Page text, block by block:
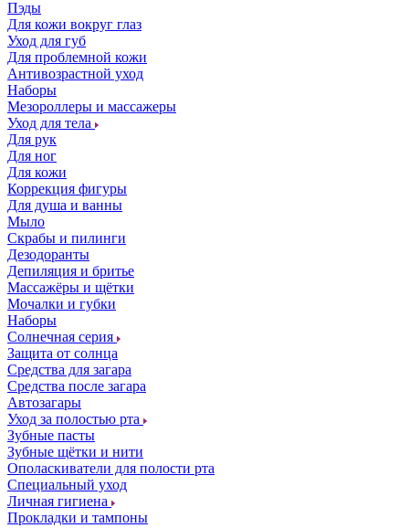
Пэды
Для кожи вокруг глаз
Уход для губ
Для проблемной кожи
Антивозрастной уход
Наборы
Мезороллеры и массажеры
Уход для тела
Для рук
Для ног
Для кожи
Коррекция фигуры
Для душа и ванны
Мыло
Скрабы и пилинги
Дезодоранты
Депиляция и бритье
Массажёры и щётки
Мочалки и губки
Наборы
Солнечная серия
Защита от солнца
Средства для загара
Средства после загара
Автозагары
Уход за полостью рта
Зубные пасты
Зубные щётки и нити
Ополаскиватели для полости рта
Специальный уход
Личная гигиена
Прокладки и тампоны